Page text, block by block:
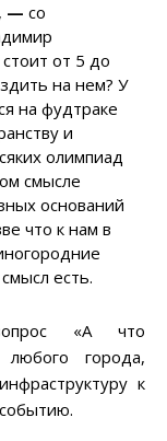
—со
от 5 до
на нем? У
на фудтраке
и
олимпиад
смысле
оснований
что к нам в
есть.
«А что
города,
к